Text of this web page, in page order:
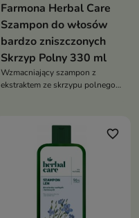
Farmona Herbal Care
Szampon do włosów
bardzo zniszczonych
Skrzyp Polny 330 ml
Wzmacniający szampon z
ekstraktem ze skrzypu polnego,
pozostawiając je gładkie,
favorite_border